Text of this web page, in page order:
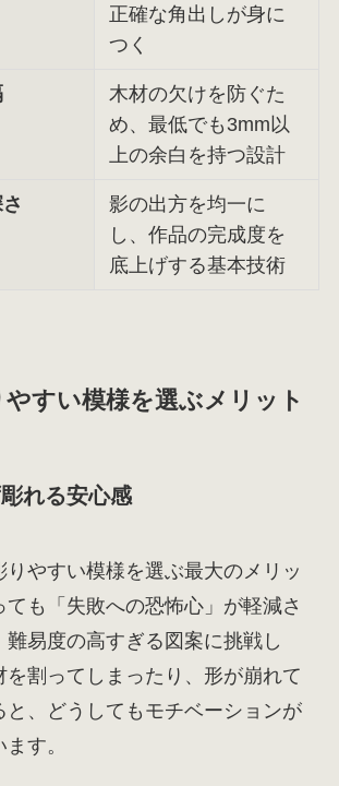
正確な角出しが身に
つく
木材の欠けを防ぐた
め、最低でも3mm以
上の余白を持つ設計
影の出方を均一に
し、作品の完成度を
底上げする基本技術
すい模様を選ぶメリット
れる安心感
やすい模様を選ぶ最大のメリッ
ても「失敗への恐怖心」が軽減さ
易度の高すぎる図案に挑戦し
を割ってしまったり、形が崩れて
と、どうしてもモチベーションが
す。